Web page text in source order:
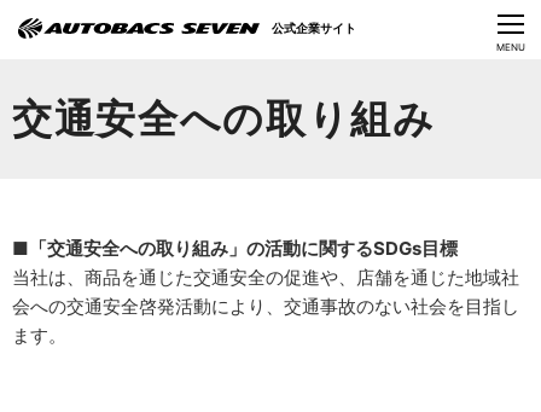
CLOSE
MENU
交通安全への取り組み
■「交通安全への取り組み」の活動に関するSDGs目標
当社は、商品を通じた交通安全の促進や、店舗を通じた地域社
会への交通安全啓発活動により、交通事故のない社会を目指し
ます。
公式企業サイト
サステナビリティ
ニュース
Language